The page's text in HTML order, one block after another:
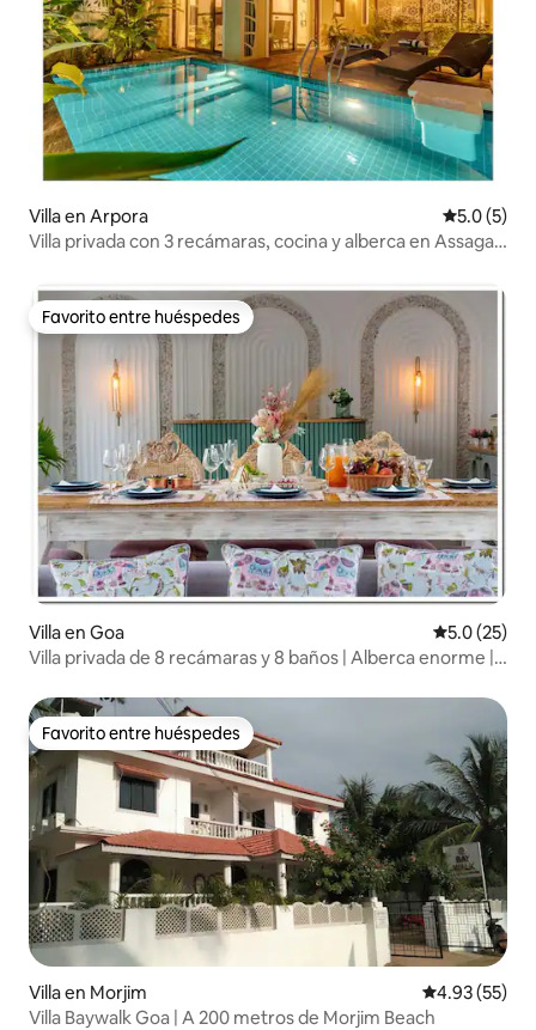
Villa en Arpora
5.0 (5)
Villa privada con 3 recámaras, cocina y alberca en Assagao
Favorito entre huéspedes
Favorito entre huéspedes
Villa en Goa Calificación
5.0 (25)
Villa privada de 8 recámaras y 8 baños | Alberca enorme |
Favorito entre huéspedes
Favorito entre huéspedes
Villa en Morjim Calificación
4.93 (55)
Villa Baywalk Goa | A 200 metros de Morjim Beach